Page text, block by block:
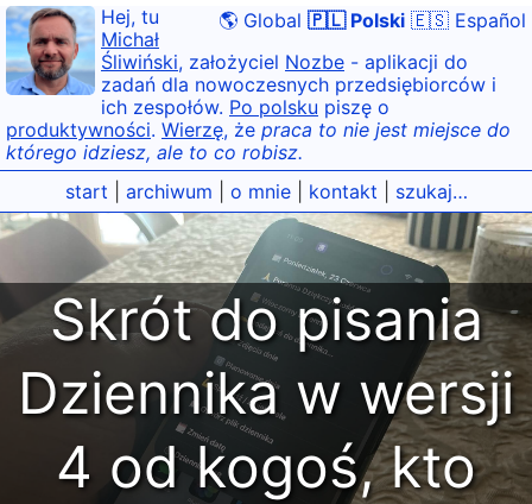
🌎 Global 🇵🇱 Polski 🇪🇸 Español
Hej, tu
Michał
Śliwiński, założyciel Nozbe - aplikacji do
zadań dla nowoczesnych przedsiębiorców i
ich zespołów. Po polsku piszę o
produktywności. Wierzę, że praca to nie jest miejsce do
którego idziesz, ale to co robisz.
start
archiwum o mnie| kontakt szukaj…
Skrót do pisania
Dziennika w wersji
4 od kogoś, kto